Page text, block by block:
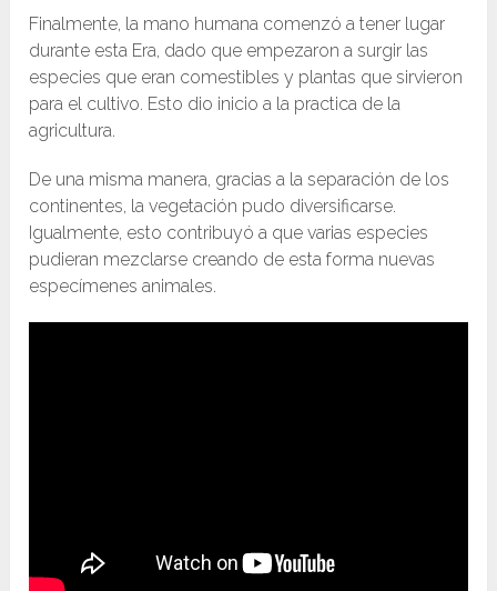
Finalmente, la mano humana comenzó a tener lugar
durante esta Era, dado que empezaron a surgir las
especies que eran comestibles y plantas que sirvieron
para el cultivo. Esto dio inicio a la practica de la
agricultura.
De una misma manera, gracias a la separación de los
continentes, la vegetación pudo diversificarse.
Igualmente, esto contribuyó a que varias especies
pudieran mezclarse creando de esta forma nuevas
especímenes animales.